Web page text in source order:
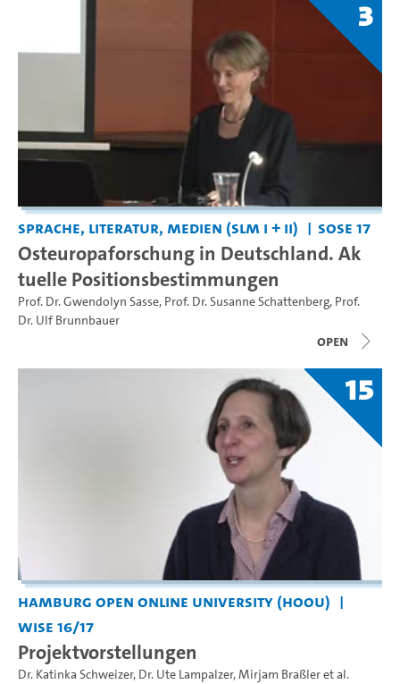
3
Sprache, Literatur, Medien (SLM I + II) SoSe 17
Osteuropaforschung in Deutschland. Ak
tuelle Positionsbestimmungen
Prof. Dr. Gwendolyn Sasse, Prof. Dr. Susanne Schattenberg, Prof.
Dr. Ulf Brunnbauer
open
15
Hamburg Open Online University (HOOU)
WiSe 16/17
Projektvorstellungen
Dr. Katinka Schweizer, Dr. Ute Lampalzer,Mirjam Braßleret al.